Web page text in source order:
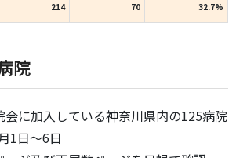
214 70 32.7%
院
に加入している神奈川県内の125病院
1日～6日